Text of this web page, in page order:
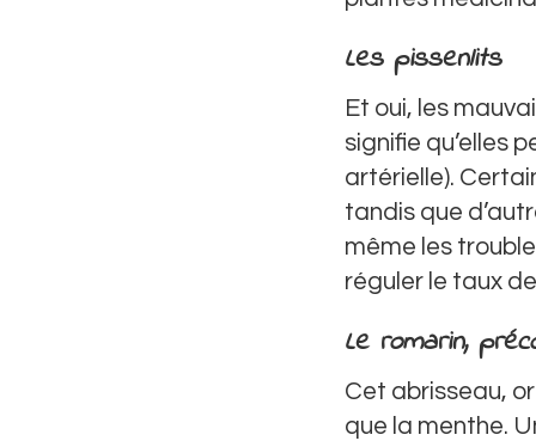
Les pissenlits
Et oui, les
signifie qu’elles
artérielle).
tandis que
même les
réguler le taux
Le romarin,
Cet abrisseau,
que la menthe.